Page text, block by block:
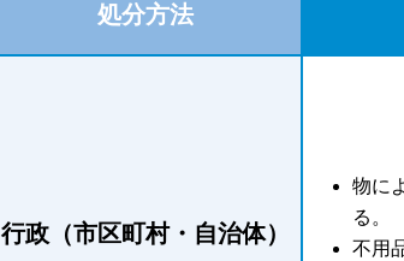
処分方法
行政（市区町村・自治体）
物に
る。
不用